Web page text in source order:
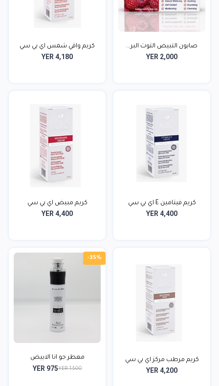
صابون التبيض التوت البر...
YER 2,000
كريم واقي شمس اي بي سي
YER 4,180
كريم فيتامين E اي بي سي
YER 4,400
كريم مبيض اي بي سي
YER 4,400
كريم مرطب مركز اي بي سي
YER 4,200
-35%
معطر جو انا الابيض
YER 1,500
YER 975